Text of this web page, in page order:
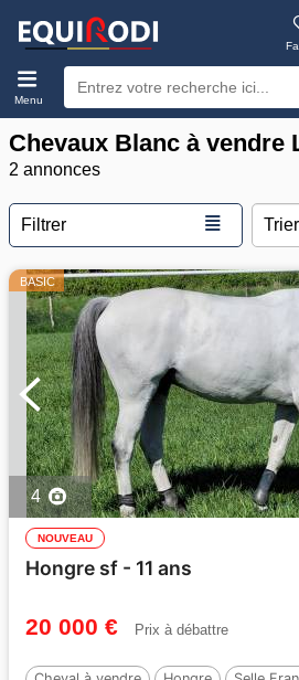
Menu
Chevaux Blanc à vendre
2 annonces
Filtrer ≣
BASIC
4
NOUVEAU
Hongre sf - 11 ans
20 000 € Prix à débattre